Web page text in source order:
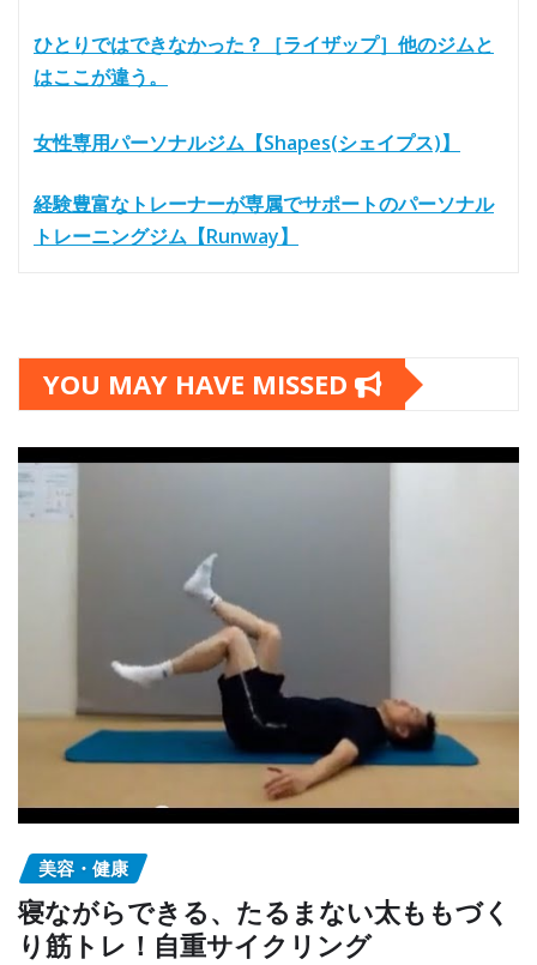
ひとりではできなかった？［ライザップ］他のジムと
はここが違う。
女性専用パーソナルジム【Shapes(シェイプス)】
経験豊富なトレーナーが専属でサポートのパーソナル
トレーニングジム【Runway】
YOU MAY HAVE MISSED
美容・健康
寝ながらできる、たるまない太ももづく
り筋トレ！自重サイクリング